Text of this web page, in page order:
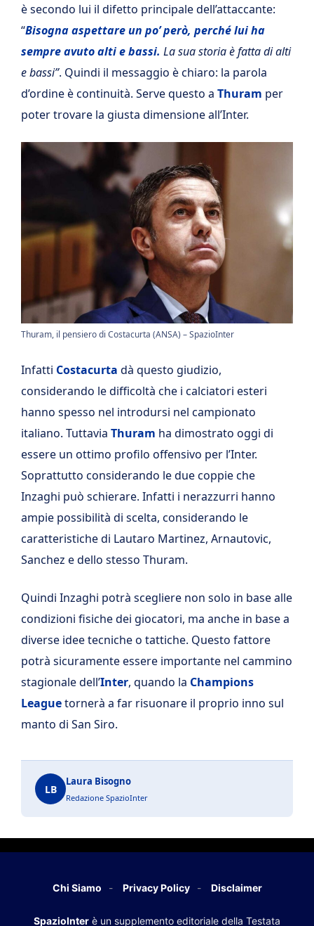
è secondo lui il difetto principale dell’attaccante:
“Bisogna aspettare un po’ però, perché lui ha
sempre avuto alti e bassi. La sua storia è fatta di alti
e bassi”. Quindi il messaggio è chiaro: la parola
d’ordine è continuità. Serve questo a Thuram per
poter trovare la giusta dimensione all’Inter.
Thuram, il pensiero di Costacurta (ANSA) – SpazioInter
Infatti Costacurta dà questo giudizio,
considerando le difficoltà che i calciatori esteri
hanno spesso nel introdursi nel campionato
italiano. Tuttavia Thuram ha dimostrato oggi di
essere un ottimo profilo offensivo per l’Inter.
Soprattutto considerando le due coppie che
Inzaghi può schierare. Infatti i nerazzurri hanno
ampie possibilità di scelta, considerando le
caratteristiche di Lautaro Martinez, Arnautovic,
Sanchez e dello stesso Thuram.
Quindi Inzaghi potrà scegliere non solo in base alle
condizioni fisiche dei giocatori, ma anche in base a
diverse idee tecniche o tattiche. Questo fattore
potrà sicuramente essere importante nel cammino
stagionale dell’Inter, quando la Champions
Leaguetornerà a far risuonare il proprio inno sul
manto di San Siro.
LB
Laura Bisogno
Redazione SpazioInter
Chi Siamo Privacy Policy Disclaimer
SpazioInter è un supplemento editoriale della Testata